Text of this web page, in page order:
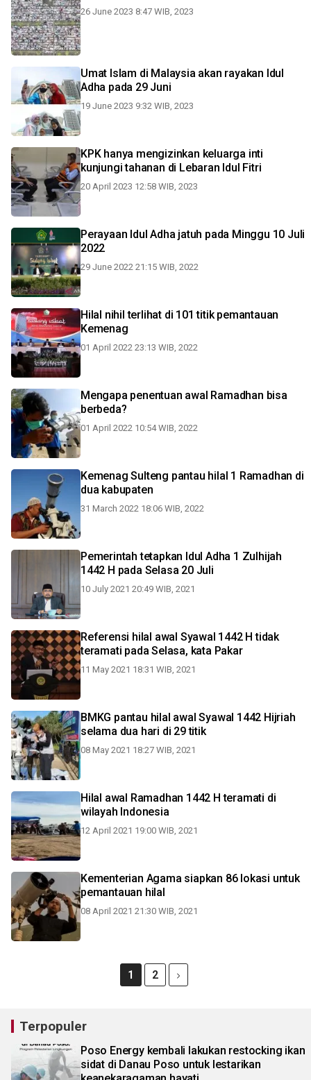
26 June 2023 8:47 WIB, 2023
Umat Islam di Malaysia akan rayakan Idul
Adha pada 29 Juni
19 June 2023 9:32 WIB, 2023
KPK hanya mengizinkan keluarga inti
kunjungi tahanan di Lebaran Idul Fitri
20 April 2023 12:58 WIB, 2023
Perayaan Idul Adha jatuh pada Minggu 10 Juli
2022
29 June 2022 21:15 WIB, 2022
Hilal nihil terlihat di 101 titik pemantauan
Kemenag
01 April 2022 23:13 WIB, 2022
Mengapa penentuan awal Ramadhan bisa
berbeda?
01 April 2022 10:54 WIB, 2022
Kemenag Sulteng pantau hilal 1 Ramadhan di
dua kabupaten
31 March 2022 18:06 WIB, 2022
Pemerintah tetapkan Idul Adha 1 Zulhijah
1442 H pada Selasa 20 Juli
10 July 2021 20:49 WIB, 2021
Referensi hilal awal Syawal 1442 H tidak
teramati pada Selasa, kata Pakar
11 May 2021 18:31 WIB, 2021
BMKG pantau hilal awal Syawal 1442 Hijriah
selama dua hari di 29 titik
08 May 2021 18:27 WIB, 2021
Hilal awal Ramadhan 1442 H teramati di
wilayah Indonesia
12 April 2021 19:00 WIB, 2021
Kementerian Agama siapkan 86 lokasi untuk
pemantauan hilal
08 April 2021 21:30 WIB, 2021
1 2
Terpopuler
Poso Energy kembali lakukan restocking ikan
sidat di Danau Poso untuk lestarikan